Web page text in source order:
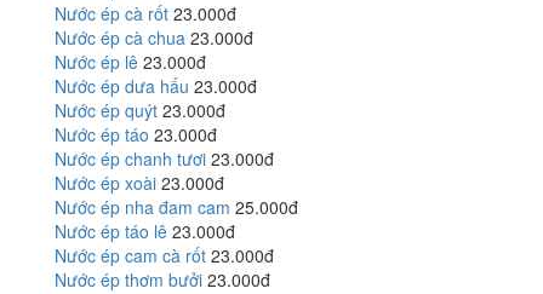
Nước ép cà rốt 23.000đ
Nước ép cà chua 23.000đ
Nước ép lê 23.000đ
Nước ép dưa hấu 23.000đ
Nước ép quýt 23.000đ
Nước ép táo 23.000đ
Nước ép chanh tươi 23.000đ
Nước ép xoài 23.000đ
Nước ép nha đam cam 25.000đ
Nước ép táo lê 23.000đ
Nước ép cam cà rốt 23.000đ
Nước ép thơm bưởi 23.000đ